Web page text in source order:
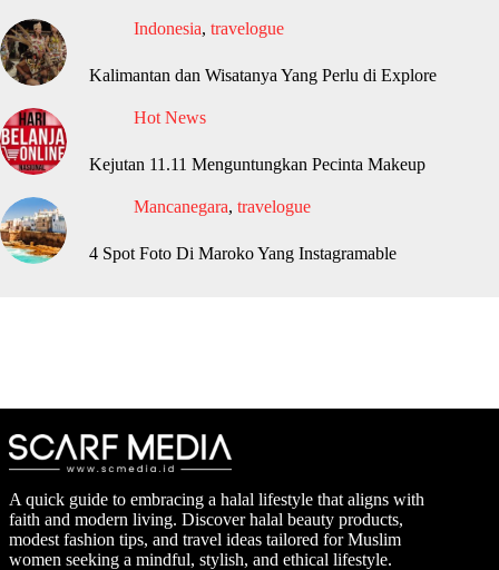
Indonesia, travelogue
Kalimantan dan Wisatanya Yang Perlu di Explore
Hot News
Kejutan 11.11 Menguntungkan Pecinta Makeup
Mancanegara, travelogue
4 Spot Foto Di Maroko Yang Instagramable
A quick guide to embracing a halal lifestyle that aligns with
faith and modern living. Discover halal beauty products,
modest fashion tips, and travel ideas tailored for Muslim
women seeking a mindful, stylish, and ethical lifestyle.